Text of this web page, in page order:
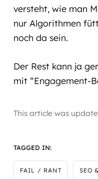
versteht, wie man
nur Algorithmen
noch da sein.
Der Rest kann ja
mit “Engagement-
This article was
TAGGED IN:
FAIL / RANT SEO